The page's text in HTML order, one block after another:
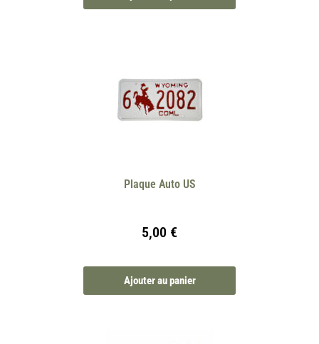
Plaque Auto US
5,00 €
Ajouter au panier